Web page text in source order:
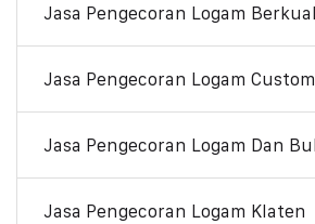
Jasa Pengecoran Logam
Jasa Pengecoran Logam
Jasa Pengecoran Logam Dan
Jasa Pengecoran Logam Klaten